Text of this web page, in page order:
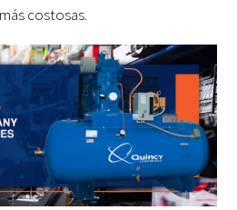
costosas.